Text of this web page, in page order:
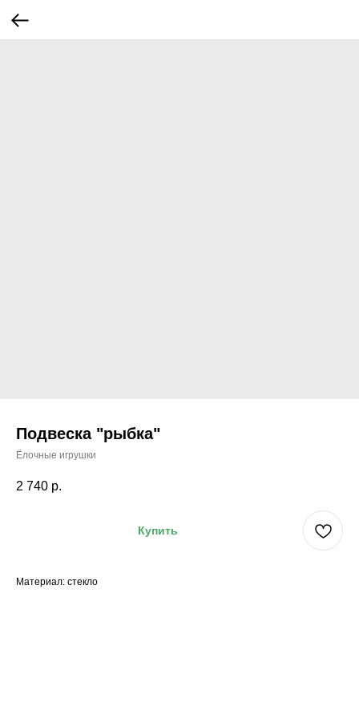
Подвеска "рыбка"
Ёлочные игрушки
2 740 р.
Купить
Материал: стекло